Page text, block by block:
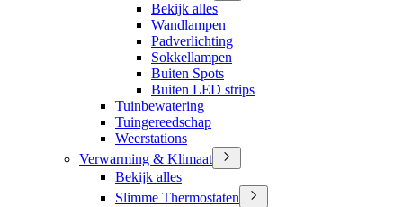
Bekijk alles
Wandlampen
Padverlichting
Sokkellampen
Buiten Spots
Buiten LED strips
Tuinbewatering
Tuingereedschap
Weerstations
Verwarming & Klimaat
Bekijk alles
Slimme Thermostaten